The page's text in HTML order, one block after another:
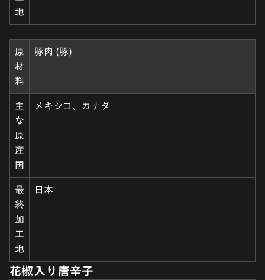
地
原
材
料
豚肉 (豚)
主
な
原
産
国
メキシコ、カナダ
最
終
加
工
地
日本
花椒入り唐辛子